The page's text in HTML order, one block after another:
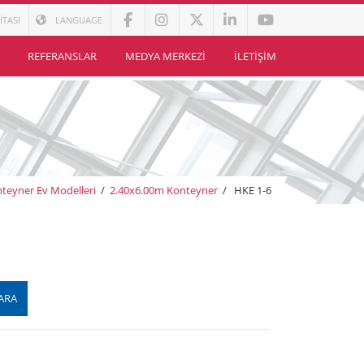
LANGUAGE
REFERANSLAR MEDYA MERKEZI İLETIŞIM
Ev Modelleri / 2.40x6.00m Konteyner / HKE 1-6